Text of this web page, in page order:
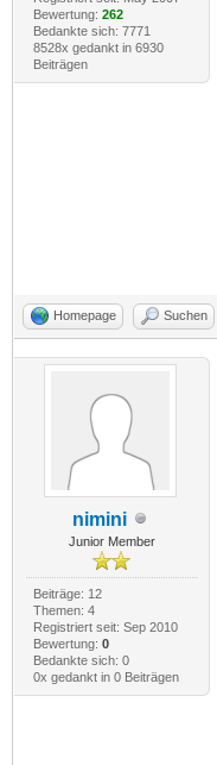
Bewertung: 262
Bedankte sich: 7771
8528x gedankt in 6930
Beiträgen
Homepage Suchen
nimini
Junior Member
Beiträge: 12
Themen: 4
Registriert seit: Sep 2010
Bewertung: 0
Bedankte sich: 0
0x gedankt in 0 Beiträgen